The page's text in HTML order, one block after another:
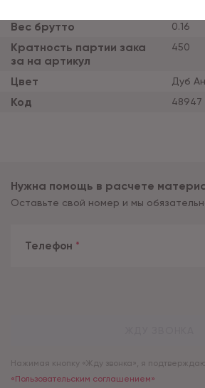
Вес брутто 0.16
Кратность партии зака
за на артикул
450
Цвет Дуб
Код 48947
Нужна помощь в расчете
Оставьте свой номер и мы
Телефон *
Нажимая кнопку «Жду звонка», я
«Пользовательским соглашением»